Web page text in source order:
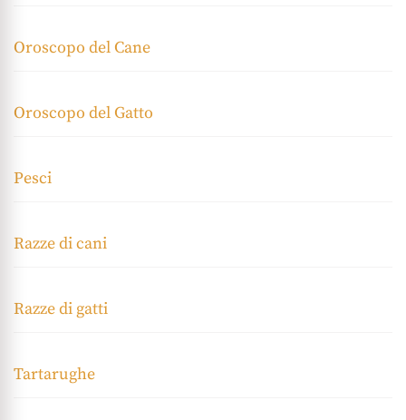
Oroscopo del Cane
Oroscopo del Gatto
Pesci
Razze di cani
Razze di gatti
Tartarughe